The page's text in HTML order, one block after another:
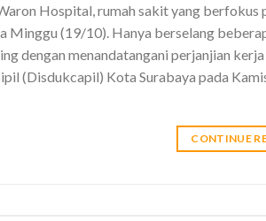
Hospital, rumah sakit yang berfokus
Minggu (19/10). Hanya berselang
dengan menandatangani perjanjian
(Disdukcapil) Kota Surabaya pada
CONTINUE